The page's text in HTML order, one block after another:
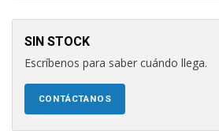
SIN STOCK
Escríbenos para saber cuándo llega.
CONTÁCTANOS